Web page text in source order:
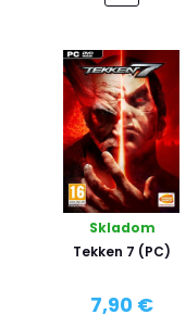
Skladom
Tekken 7 (PC)
7,90 €